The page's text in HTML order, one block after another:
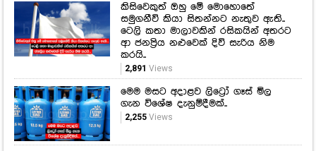
කිසිවෙකුත් ඔහු මේ මොහොතේ
සමුගනීවි කියා සිතන්නට නැතුව ඇති..
ටෙලි කතා මාලාවකින් රසිකයින් අතරට
ආ ජනප්‍රිය නළුවෙක් දිවි සැරිය නිම
කරයි..
2,891 Views
මෙම මසට අදාළව ලිට්‍රෝ ගෑස් මිල
ගැන විශේෂ දැනුම්දීමක්..
2,255Views